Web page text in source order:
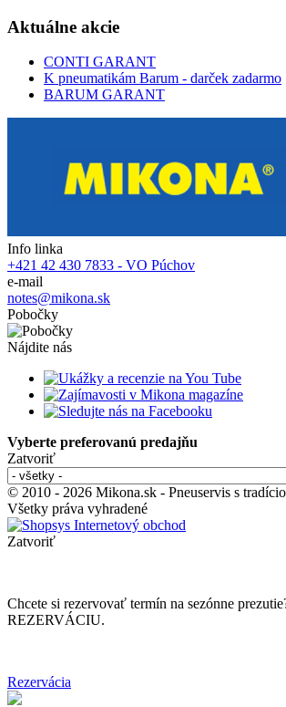
Aktuálne akcie
CONTI GARANT
K pneumatikám Barum - darček zadarmo
BARUM GARANT
Info linka
+421 42 430 7833 - VO Púchov
e-mail
notes@mikona.sk
Pobočky
Nájdite nás
Vyberte preferovanú predajňu
Zatvoriť
© 2010 - 2026 Mikona.sk - Pneuservis s
Všetky práva vyhradené
Zatvoriť
Chcete si rezervovať termín na sezónne
REZERVÁCIU.
Rezervácia